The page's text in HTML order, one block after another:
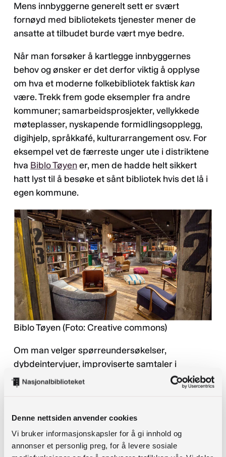
Denne nettsiden anvender cookies
Vi bruker informasjonskapsler for å gi innhold og
annonser et personlig preg, for å levere sosiale
Mens innbyggerne generelt sett er svært
fornøyd med bibliotekets tjenester mener de
ansatte at tilbudet burde vært mye bedre.
Når man forsøker å kartlegge innbyggernes
behov og ønsker er det derfor viktig å opplyse
om hva et moderne folkebibliotek faktiskkan
være. Trekk frem gode eksempler fra andre
kommuner; samarbeidsprosjekter, vellykkede
møteplasser, nyskapende formidlingsopplegg,
digihjelp, språkkafé, kulturarrangement osv. For
eksempel vet de færreste unger ute i distriktene
hva Biblo Tøyener, men de hadde helt sikkert
hatt lyst til å besøke et sånt bibliotek hvis det lå i
egen kommune.
Biblo Tøyen (Foto: Creative commons)
Om man velger spørreundersøkelser,
dybdeintervjuer, improviserte samtaler i
skranken eller andre måter å utforske
innbyggernes behov på må være opp til den
voksne, familier, ungdom, lokale organisasjoner.
Lytt til hva hver enkelt savner/behøver i egen
hverdag: